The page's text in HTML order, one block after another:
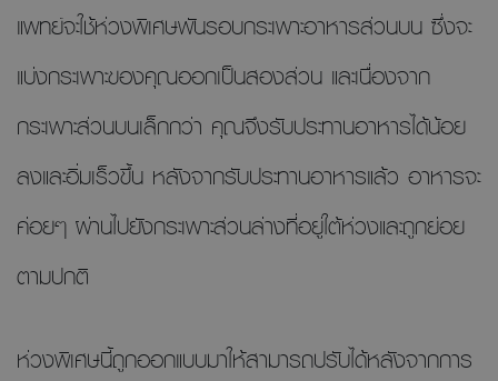
แพทย์จะใช้ห่วงพิเศษพันรอบกระเพาะอาหารส่วนบน ซึ่งจะ
แบ่งกระเพาะของคุณออกเป็นสองส่วน และเนื่องจาก
กระเพาะส่วนบนเล็กกว่า คุณจึงรับประทานอาหารได้น้อย
ลงและอิ่มเร็วขึ้น หลังจากรับประทานอาหารแล้ว อาหารจะ
ค่อยๆ ผ่านไปยังกระเพาะส่วนล่างที่อยู่ใต้ห่วงและถูกย่อย
ตามปกติ
ห่วงพิเศษนี้ถูกออกแบบมาให้สามารถปรับได้หลังจากการ